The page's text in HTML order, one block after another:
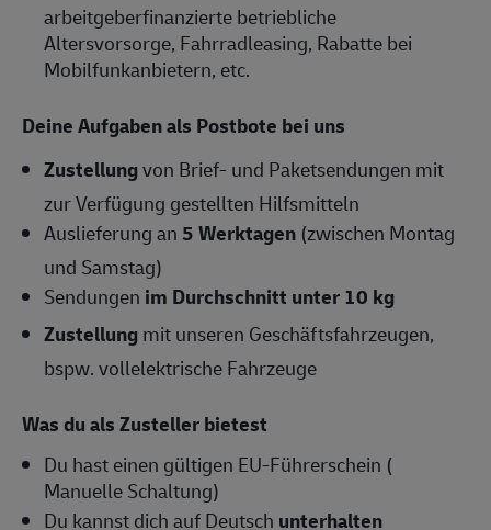
arbeitgeberfinanzierte betriebliche
Altersvorsorge, Fahrradleasing, Rabatte bei
Mobilfunkanbietern, etc.
Deine Aufgaben als Postbote bei uns
Zustellungvon Brief- und Paketsendungen mit
zur Verfügung gestellten Hilfsmitteln
Auslieferung an5 Werktagen (zwischen Montag
und Samstag)
Sendungen im Durchschnitt unter 10 kg
Zustellungmit unseren Geschäftsfahrzeugen,
bspw. vollelektrische Fahrzeuge
Was du als Zusteller bietest
Du hast einen gültigen EU-Führerschein (
Manuelle Schaltung)
Du kannst dich auf Deutsch unterhalten